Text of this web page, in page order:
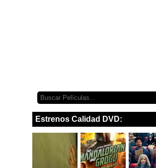
Estrenos Calidad DVD: